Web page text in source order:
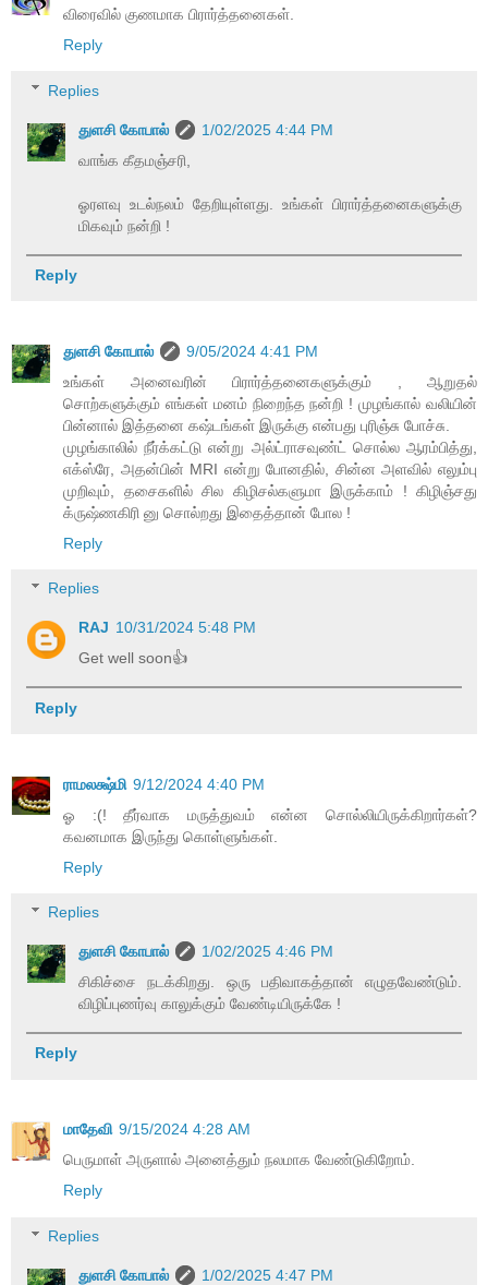
விரைவில் குணமாக பிரார்த்தனைகள்.
Reply
Replies
துளசி கோபால்
1/02/2025 4:44 PM
வாங்க கீதமஞ்சரி,
ஓரளவு உடல்நலம் தேறியுள்ளது. உங்கள் பிரார்த்தனைகளுக்கு
மிகவும் நன்றி !
Reply
துளசி கோபால்
9/05/2024 4:41 PM
உங்கள் அனைவரின் பிரார்த்தனைகளுக்கும் , ஆறுதல்
சொற்களுக்கும் எங்கள் மனம் நிறைந்த நன்றி ! முழங்கால் வலியின்
பின்னால் இத்தனை கஷ்டங்கள் இருக்கு என்பது புரிஞ்சு போச்சு.
முழங்காலில் நீர்க்கட்டு என்று அல்ட்ராசவுண்ட் சொல்ல ஆரம்பித்து,
எக்ஸ்ரே, அதன்பின் MRI என்று போனதில், சின்ன அளவில் எலும்பு
முறிவும், தசைகளில் சில கிழிசல்களுமா இருக்காம் ! கிழிஞ்சது
க்ருஷ்ணகிரி னு சொல்றது இதைத்தான் போல !
Reply
Replies
RAJ 10/31/2024 5:48 PM
Get well soon👍
Reply
ராமலக்ஷ்மி 9/12/2024 4:40 PM
ஓ :(! தீர்வாக மருத்துவம் என்ன சொல்லியிருக்கிறார்கள்?
கவனமாக இருந்து கொள்ளுங்கள்.
Reply
Replies
துளசி கோபால்
1/02/2025 4:46 PM
சிகிச்சை நடக்கிறது. ஒரு பதிவாகத்தான் எழுதவேண்டும்.
விழிப்புணர்வு காலுக்கும் வேண்டியிருக்கே !
Reply
மாதேவி 9/15/2024 4:28 AM
பெருமாள் அருளால் அனைத்தும் நலமாக வேண்டுகிறோம்.
Reply
Replies
துளசி கோபால்
1/02/2025 4:47 PM